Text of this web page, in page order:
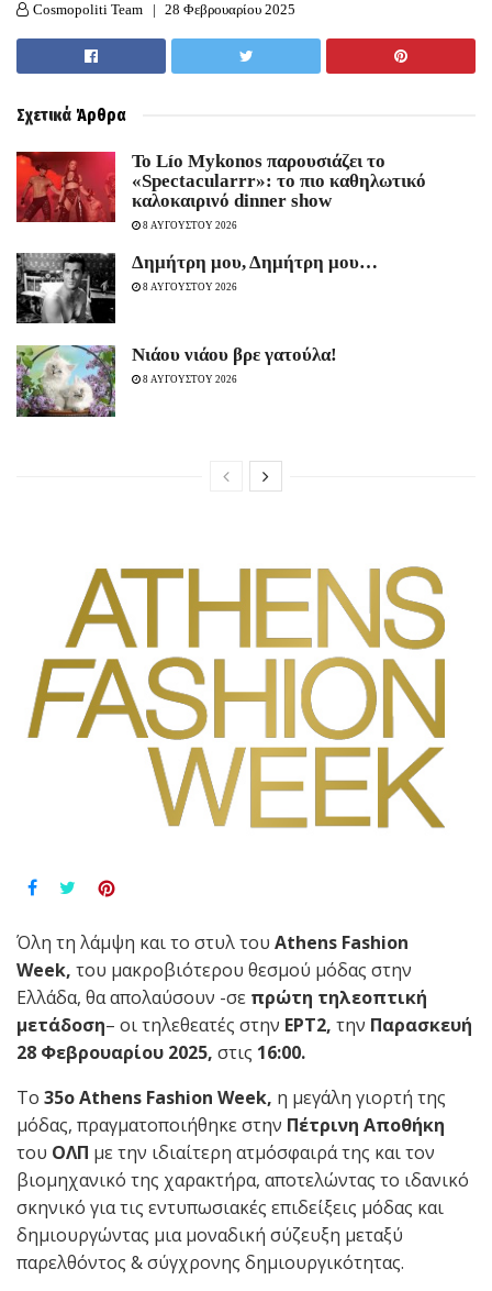
Cosmopoliti Team 28 Φεβρουαρίου 2025
Σχετικά Άρθρα
Το Lío Mykonos παρουσιάζει το
«Spectacularrr»: το πιο καθηλωτικό
καλοκαιρινό dinner show
8 ΑΥΓΟΥΣΤΟΥ 2026
Δημήτρη μου, Δημήτρη μου…
8 ΑΥΓΟΥΣΤΟΥ 2026
Νιάου νιάου βρε γατούλα!
8 ΑΥΓΟΥΣΤΟΥ 2026
Όλη τη λάμψη και το στυλ του Athens Fashion
Week, του μακροβιότερου θεσμού μόδας στην
Ελλάδα, θα απολαύσουν -σε πρώτη τηλεοπτική
μετάδοση– οι τηλεθεατές στην ΕΡΤ2, την Παρασκευή
28 Φεβρουαρίου 2025, στις 16:00.
To 35o Athens Fashion Week, η μεγάλη γιορτή της
μόδας, πραγματοποιήθηκε στην Πέτρινη Αποθήκη
του ΟΛΠ με την ιδιαίτερη ατμόσφαιρά της και τον
βιομηχανικό της χαρακτήρα, αποτελώντας το ιδανικό
σκηνικό για τις εντυπωσιακές επιδείξεις μόδας και
δημιουργώντας μια μοναδική σύζευξη μεταξύ
παρελθόντος & σύγχρονης δημιουργικότητας.